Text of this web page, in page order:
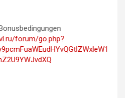
forum/go.php?